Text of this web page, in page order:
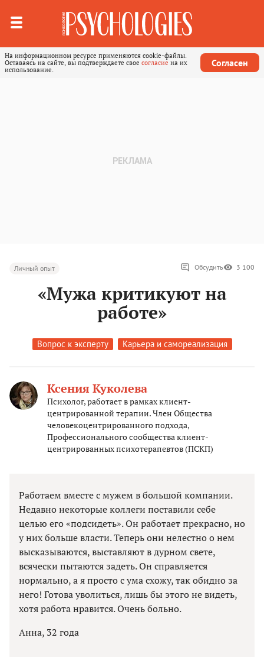
На информационном ресурсе применяются cookie-файлы.
Оставаясь на сайте, вы подтверждаете свое согласие на их
использование.
Согласен
Личный опыт Обсудить 3 100
«Мужа критикуют на
работе»
Вопрос к эксперту Карьера и самореализация
Ксения Куколева
Психолог, работает в рамках клиент-
центрированной терапии. Член Общества
человекоцентрированного подхода,
Профессионального сообщества клиент-
центрированных психотерапевтов (ПСКП)
Работаем вместе с мужем в большой компании.
Недавно некоторые коллеги поставили себе
целью его «подсидеть». Он работает прекрасно, но
у них больше власти. Теперь они нелестно о нем
высказываются, выставляют в дурном свете,
всячески пытаются задеть. Он справляется
нормально, а я просто с ума схожу, так обидно за
него! Готова уволиться, лишь бы этого не видеть,
хотя работа нравится. Очень больно.
Анна, 32 года